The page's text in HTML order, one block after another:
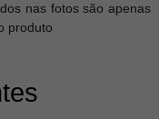
nas fotos são apenas
produto